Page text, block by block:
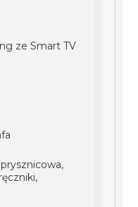
ze Smart TV